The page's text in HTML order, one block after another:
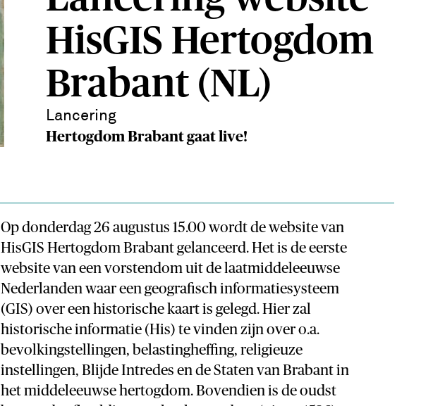
HisGIS Hertogdom
Brabant (NL)
Lancering
Hertogdom Brabant gaat live!
Op donderdag 26 augustus 15.00 wordt de website van
HisGIS Hertogdom Brabant gelanceerd. Het is de eerste
website van een vorstendom uit de laatmiddeleeuwse
Nederlanden waar een geografisch informatiesysteem
(GIS) over een historische kaart is gelegd. Hier zal
historische informatie (His) te vinden zijn over o.a.
bevolkingstellingen, belastingheffing, religieuze
instellingen, Blijde Intredes en de Staten van Brabant in
het middeleeuwse hertogdom. Bovendien is de oudst